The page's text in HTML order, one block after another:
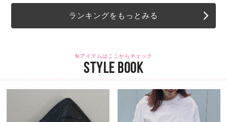
ランキングをもっとみる
旬アイテムはここからチェック
STYLE BOOK